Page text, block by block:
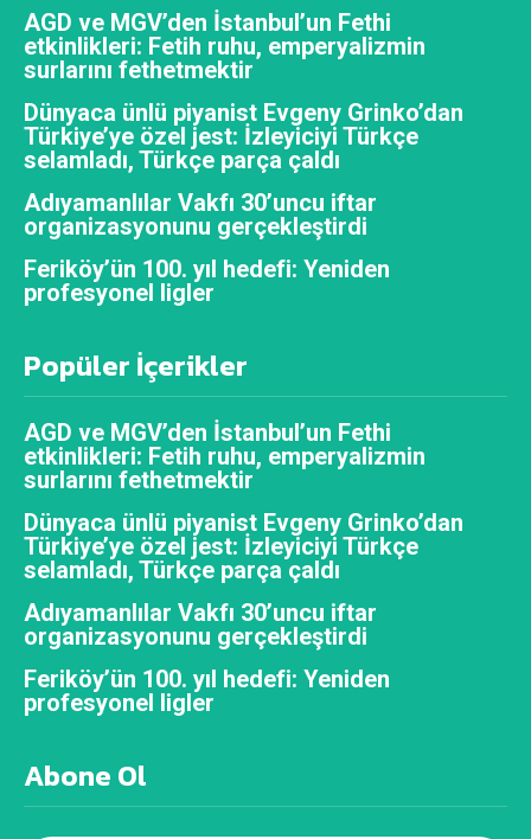
AGD ve MGV’den İstanbul’un Fethi
etkinlikleri: Fetih ruhu, emperyalizmin
surlarını fethetmektir
Dünyaca ünlü piyanist Evgeny Grinko’dan
Türkiye’ye özel jest: İzleyiciyi Türkçe
selamladı, Türkçe parça çaldı
Adıyamanlılar Vakfı 30’uncu iftar
organizasyonunu gerçekleştirdi
Feriköy’ün 100. yıl hedefi: Yeniden
profesyonel ligler
Popüler İçerikler
AGD ve MGV’den İstanbul’un Fethi
etkinlikleri: Fetih ruhu, emperyalizmin
surlarını fethetmektir
Dünyaca ünlü piyanist Evgeny Grinko’dan
Türkiye’ye özel jest: İzleyiciyi Türkçe
selamladı, Türkçe parça çaldı
Adıyamanlılar Vakfı 30’uncu iftar
organizasyonunu gerçekleştirdi
Feriköy’ün 100. yıl hedefi: Yeniden
profesyonel ligler
Abone Ol